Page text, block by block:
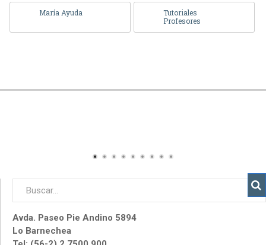
María Ayuda
Tutoriales
Profesores
Avda. Paseo Pie Andino 5894
Lo Barnechea